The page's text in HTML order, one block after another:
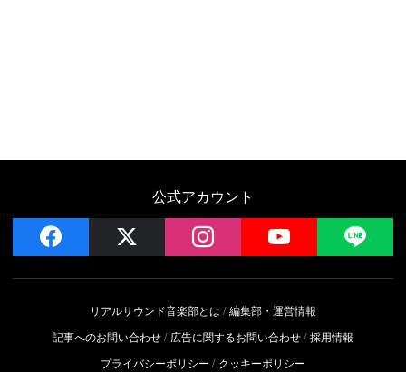
公式アカウント
facebook instagram YouTube
リアルサウンド音楽部とは
編集部・運営情報
記事へのお問い合わせ
広告に関するお問い合わせ 採用情報
プライバシーポリシー
クッキーポリシー